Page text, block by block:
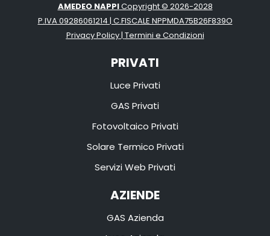
AMEDEO NAPPICopyright © 2026-2028
P.IVA 09286061214 | C.FISCALE NPPMDA75B26F839O
Privacy Policy| Termini e Condizioni
PRIVATI
Luce Privati
GAS Privati
Fotovoltaico Privati
Solare Termico Privati
Servizi Web Privati
AZIENDE
GAS Azienda